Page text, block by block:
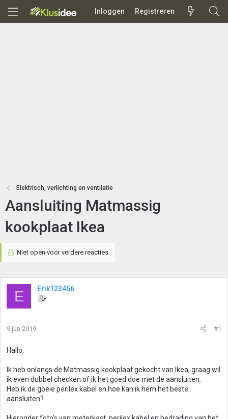
Inloggen Registreren
Elektrisch, verlichting en ventilatie
Aansluiting Matmassig
kookplaat Ikea
Niet open voor verdere reacties.
E Erik123456
9 jun 2019 #1
Hallo,
Ik heb onlangs de Matmassig kookplaat gekocht van Ikea, graag wil
ik even dubbel checken of ik het goed doe met de aansluiten.
Heb ik de goeie perilex kabel en hoe kan ik hem het beste
aansluiten?